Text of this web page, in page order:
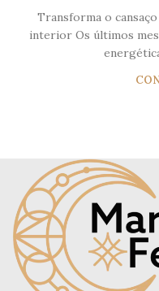
Transforma o
interior Os últimos